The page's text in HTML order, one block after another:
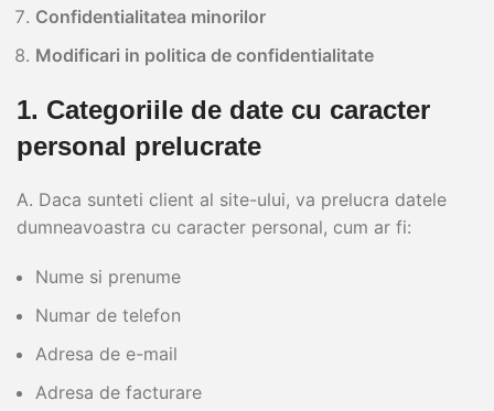
Confidentialitatea minorilor
Modificari in politica de confidentialitate
1. Categoriile de date cu caracter
personal prelucrate
A. Daca sunteti client al site-ului, va prelucra datele
dumneavoastra cu caracter personal, cum ar fi:
Nume si prenume
Numar de telefon
Adresa de e-mail
Adresa de facturare